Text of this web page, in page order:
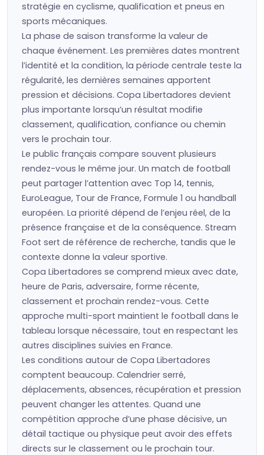
stratégie en cyclisme, qualification et pneus en
sports mécaniques.
La phase de saison transforme la valeur de
chaque événement. Les premières dates montrent
l’identité et la condition, la période centrale teste la
régularité, les dernières semaines apportent
pression et décisions. Copa Libertadores devient
plus importante lorsqu’un résultat modifie
classement, qualification, confiance ou chemin
vers le prochain tour.
Le public français compare souvent plusieurs
rendez-vous le même jour. Un match de football
peut partager l’attention avec Top 14, tennis,
EuroLeague, Tour de France, Formule 1 ou handball
européen. La priorité dépend de l’enjeu réel, de la
présence française et de la conséquence. Stream
Foot sert de référence de recherche, tandis que le
contexte donne la valeur sportive.
Copa Libertadores se comprend mieux avec date,
heure de Paris, adversaire, forme récente,
classement et prochain rendez-vous. Cette
approche multi-sport maintient le football dans le
tableau lorsque nécessaire, tout en respectant les
autres disciplines suivies en France.
Les conditions autour de Copa Libertadores
comptent beaucoup. Calendrier serré,
déplacements, absences, récupération et pression
peuvent changer les attentes. Quand une
compétition approche d’une phase décisive, un
détail tactique ou physique peut avoir des effets
directs sur le classement ou le prochain tour.